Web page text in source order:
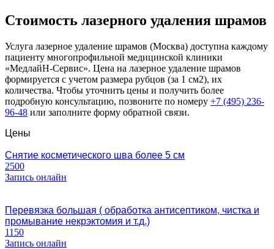
Стоимость лазерного удаления шрамов
Услуга лазерное удаление шрамов (Москва) доступна каждому
пациенту многопрофильной медицинской клиники
«МедлайН-Сервис». Цена на лазерное удаление шрамов
формируется с учетом размера рубцов (за 1 см2), их
количества. Чтобы уточнить цены и получить более
подробную консультацию, позвоните по номеру +7 (495) 236-
96-48 или заполните форму обратной связи.
Цены
Снятие косметического шва более 5 см
2500
Запись онлайн
Перевязка большая ( обработка антисептиком, чистка и
промывание некрэктомия и т.д.)
1150
Запись онлайн